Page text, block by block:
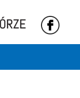
Krakowa